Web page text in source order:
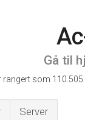
Gå til
rangert som 110.505
Server